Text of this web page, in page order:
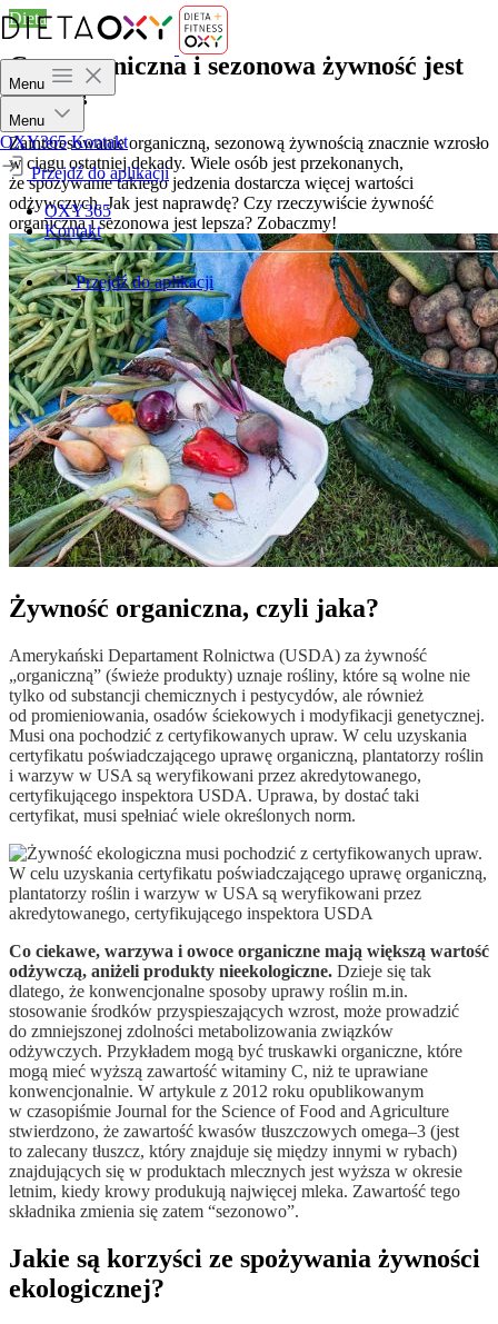
Menu
Menu
OXY365 Kontakt
Przejdź do aplikacji
OXY365
Kontakt
Przejdź do aplikacji
Dieta
Czy organiczna i sezonowa żywność jest
lepsza?
Zainteresowanie organiczną, sezonową żywnością znacznie wzrosło
w ciągu ostatniej dekady. Wiele osób jest przekonanych,
że spożywanie takiego jedzenia dostarcza więcej wartości
odżywczych. Jak jest naprawdę? Czy rzeczywiście żywność
organiczna i sezonowa jest lepsza? Zobaczmy!
Żywność organiczna, czyli jaka?
Amerykański Departament Rolnictwa (USDA) za żywność
„organiczną” (świeże produkty) uznaje rośliny, które są wolne nie
tylko od substancji chemicznych i pestycydów, ale również
od promieniowania, osadów ściekowych i modyfikacji genetycznej.
Musi ona pochodzić z certyfikowanych upraw. W celu uzyskania
certyfikatu poświadczającego uprawę organiczną, plantatorzy roślin
i warzyw w USA są weryfikowani przez akredytowanego,
certyfikującego inspektora USDA. Uprawa, by dostać taki
certyfikat, musi spełniać wiele określonych norm.
Co ciekawe, warzywa i owoce organiczne mają większą wartość
odżywczą, aniżeli produkty nieekologiczne. Dzieje się tak
dlatego, że konwencjonalne sposoby uprawy roślin m.in.
stosowanie środków przyspieszających wzrost, może prowadzić
do zmniejszonej zdolności metabolizowania związków
odżywczych. Przykładem mogą być truskawki organiczne, które
mogą mieć wyższą zawartość witaminy C, niż te uprawiane
konwencjonalnie. W artykule z 2012 roku opublikowanym
w czasopiśmie Journal for the Science of Food and Agriculture
stwierdzono, że zawartość kwasów tłuszczowych omega–3 (jest
to zalecany tłuszcz, który znajduje się między innymi w rybach)
znajdujących się w produktach mlecznych jest wyższa w okresie
letnim, kiedy krowy produkują najwięcej mleka. Zawartość tego
składnika zmienia się zatem “sezonowo”.
Jakie są korzyści ze spożywania żywności
ekologicznej?